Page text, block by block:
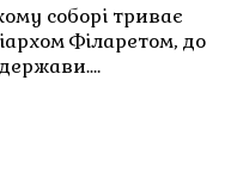
соборі триває
Філаретом, до